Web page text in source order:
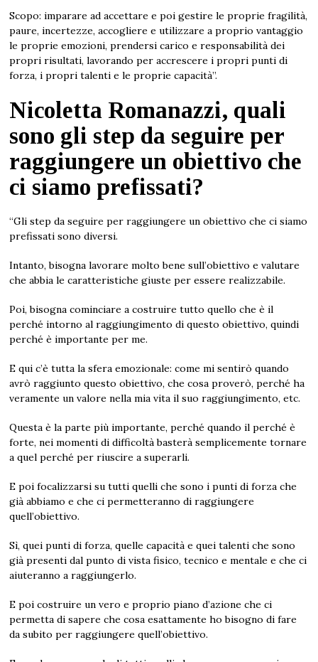
Scopo: imparare ad accettare e poi gestire le proprie fragilità,
paure, incertezze, accogliere e utilizzare a proprio vantaggio
le proprie emozioni, prendersi carico e responsabilità dei
propri risultati, lavorando per accrescere i propri punti di
forza, i propri talenti e le proprie capacità”.
Nicoletta Romanazzi, quali
sono gli step da seguire per
raggiungere un obiettivo che
ci siamo prefissati?
“Gli step da seguire per raggiungere un obiettivo che ci siamo
prefissati sono diversi.
Intanto, bisogna lavorare molto bene sull’obiettivo e valutare
che abbia le caratteristiche giuste per essere realizzabile.
Poi, bisogna cominciare a costruire tutto quello che è il
perché intorno al raggiungimento di questo obiettivo, quindi
perché è importante per me.
E qui c’è tutta la sfera emozionale: come mi sentirò quando
avrò raggiunto questo obiettivo, che cosa proverò, perché ha
veramente un valore nella mia vita il suo raggiungimento, etc.
Questa è la parte più importante, perché quando il perché è
forte, nei momenti di difficoltà basterà semplicemente tornare
a quel perché per riuscire a superarli.
E poi focalizzarsi su tutti quelli che sono i punti di forza che
già abbiamo e che ci permetteranno di raggiungere
quell’obiettivo.
Sì, quei punti di forza, quelle capacità e quei talenti che sono
già presenti dal punto di vista fisico, tecnico e mentale e che ci
aiuteranno a raggiungerlo.
E poi costruire un vero e proprio piano d’azione che ci
permetta di sapere che cosa esattamente ho bisogno di fare
da subito per raggiungere quell’obiettivo.